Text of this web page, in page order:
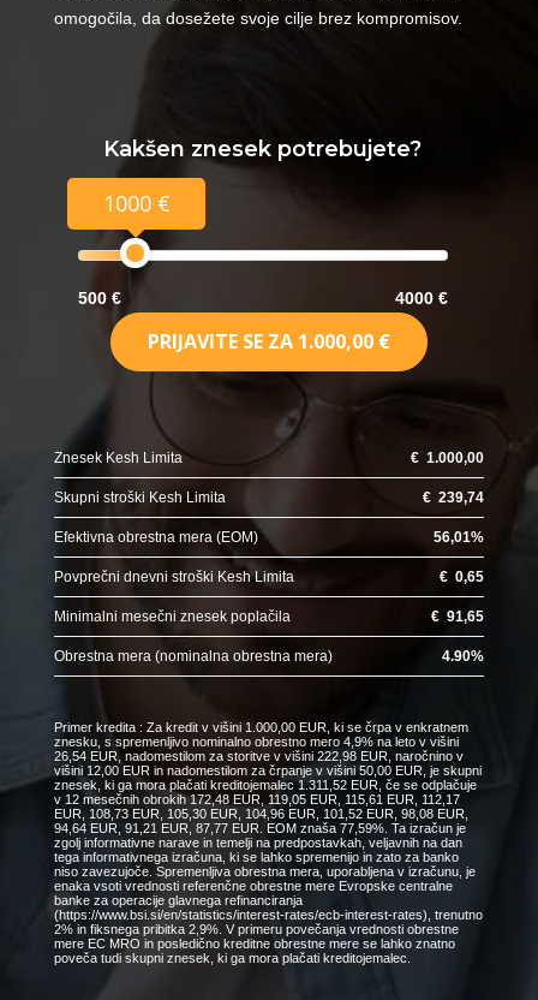
omogočila, da dosežete svoje cilje brez kompromisov.
Kakšen znesek potrebujete?
1000 €
500 € 4000 €
PRIJAVITE SE ZA 1.000,00 €
Znesek Kesh Limita €1.000,00
Skupni stroški Kesh Limita €239,74
Efektivna obrestna mera (EOM) 56,01%
Povprečni dnevni stroški Kesh Limita €0,65
Minimalni mesečni znesek poplačila €91,65
Obrestna mera (nominalna obrestna mera) 4.90%
Primer kredita : Za kredit v višini 1.000,00 EUR, ki se črpa v enkratnem
znesku, s spremenljivo nominalno obrestno mero 4,9% na leto v višini
26,54 EUR, nadomestilom za storitve v višini 222,98 EUR, naročnino v
višini 12,00 EUR in nadomestilom za črpanje v višini 50,00 EUR, je skupni
znesek, ki ga mora plačati kreditojemalec 1.311,52 EUR, če se odplačuje
v 12 mesečnih obrokih 172,48 EUR, 119,05 EUR, 115,61 EUR, 112,17
EUR, 108,73 EUR, 105,30 EUR, 104,96 EUR, 101,52 EUR, 98,08 EUR,
94,64 EUR, 91,21 EUR, 87,77 EUR. EOM znaša 77,59%. Ta izračun je
zgolj informativne narave in temelji na predpostavkah, veljavnih na dan
tega informativnega izračuna, ki se lahko spremenijo in zato za banko
niso zavezujoče. Spremenljiva obrestna mera, uporabljena v izračunu, je
enaka vsoti vrednosti referenčne obrestne mere Evropske centralne
banke za operacije glavnega refinanciranja
(https://www.bsi.si/en/statistics/interest-rates/ecb-interest-rates), trenutno
2% in fiksnega pribitka 2,9%. V primeru povečanja vrednosti obrestne
mere EC MRO in posledično kreditne obrestne mere se lahko znatno
poveča tudi skupni znesek, ki ga mora plačati kreditojemalec.